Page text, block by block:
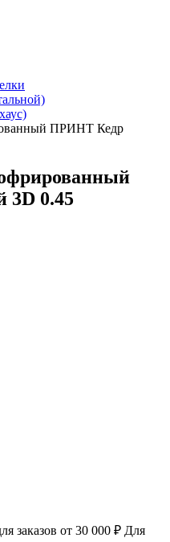
ПРИНТ Кедр
3D 0.45
заказов от 30 000 ₽ Для